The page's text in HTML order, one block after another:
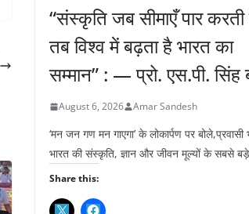
“संस्कृति जब सीमाएँ पार
तब विश्व में बढ़ता है भारत का
सम्मान” : — प्रो. एस.पी.
August 6, 2026 Amar Sandesh
‘मन जन गण मन गाएगा’ के लोकार्पण पर बोले,प्रवासी
भारत की संस्कृति, ज्ञान और जीवन मूल्यों के सबसे बड़े
Share this: